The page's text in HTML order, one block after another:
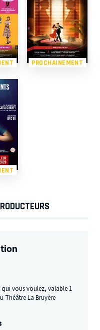
PROCHAINEMENT
vous voulez, valable 1
Théâtre La Bruyère